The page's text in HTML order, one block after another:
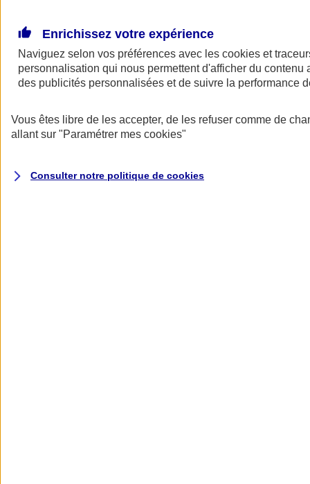
AXA Assurance
Enrichissez votre expérience
Naviguez selon vos préférences avec les cookies et
personnalisation qui nous permettent d'afficher du contenu
des publicités personnalisées et de suivre la performance
Vous êtes libre de les accepter, de les refuser comme de
allant sur "Paramétrer mes cookies"
Consulter notre politique de cookies